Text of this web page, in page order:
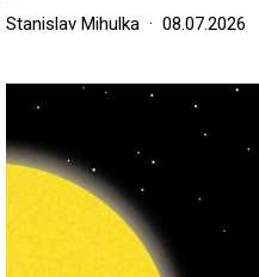
Stanislav Mihulka 08.07.2026